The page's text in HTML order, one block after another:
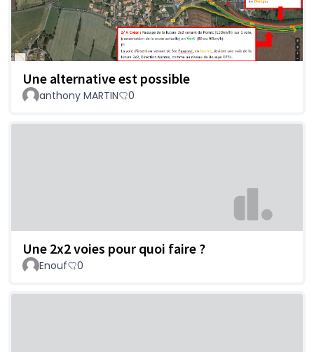
Une alternative est possible
anthony MARTIN 0
Une 2x2 voies pour quoi faire ?
Enouf 0